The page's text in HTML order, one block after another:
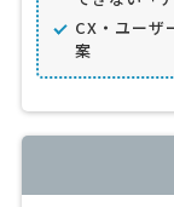
CX・ユーザ
案